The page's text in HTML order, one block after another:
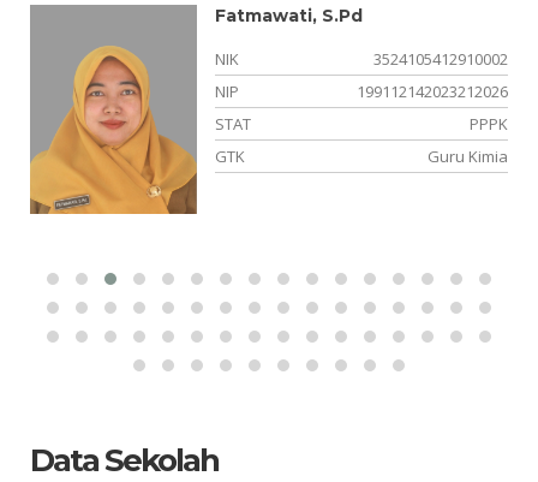
Fatmawati, S.Pd
NIK
3524105412910002
NIP
199112142023212026
STAT
PPPK
GTK
Guru Kimia
Data Sekolah